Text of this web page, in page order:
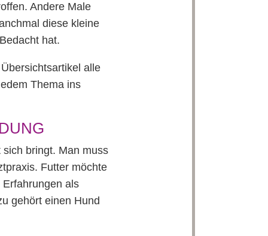
Andere Male
diese kleine
hat.
alle
Thema ins
bringt. Man muss
Futter möchte
als
gehört einen Hund